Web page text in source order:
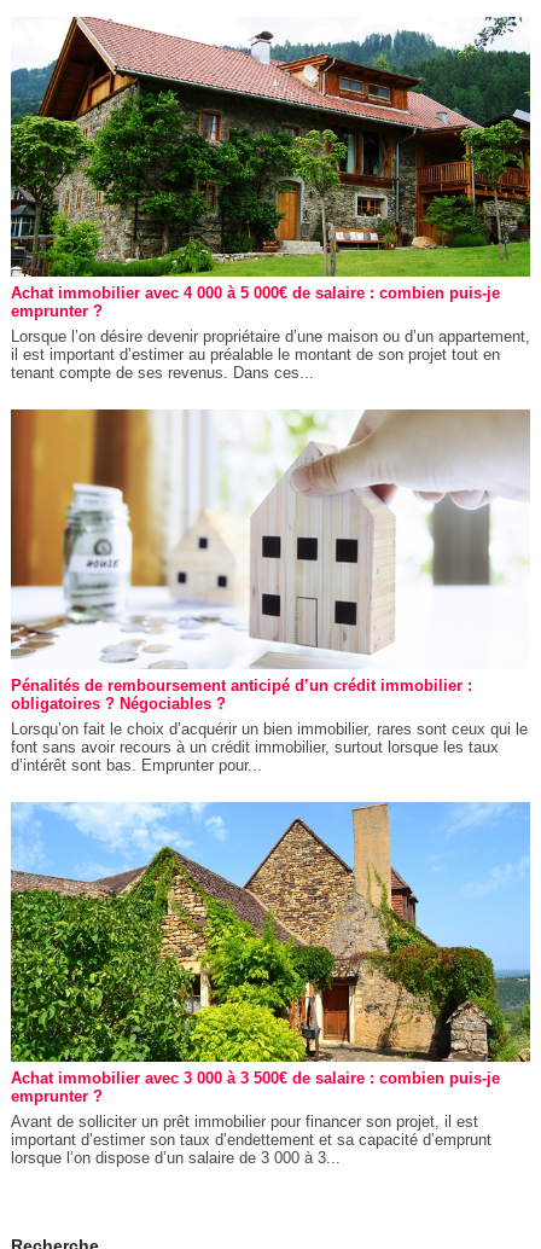
Achat immobilier avec 4 000 à 5 000€ de salaire : combien puis-je
emprunter ?
Lorsque l’on désire devenir propriétaire d’une maison ou d’un appartement,
il est important d’estimer au préalable le montant de son projet tout en
tenant compte de ses revenus. Dans ces...
Pénalités de remboursement anticipé d’un crédit immobilier :
obligatoires ? Négociables ?
Lorsqu’on fait le choix d’acquérir un bien immobilier, rares sont ceux qui le
font sans avoir recours à un crédit immobilier, surtout lorsque les taux
d’intérêt sont bas. Emprunter pour...
Achat immobilier avec 3 000 à 3 500€ de salaire : combien puis-je
emprunter ?
Avant de solliciter un prêt immobilier pour financer son projet, il est
important d’estimer son taux d’endettement et sa capacité d’emprunt
lorsque l’on dispose d’un salaire de 3 000 à 3...